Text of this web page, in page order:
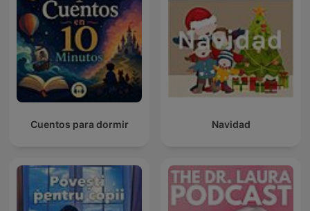
Cuentos para dormir Navidad